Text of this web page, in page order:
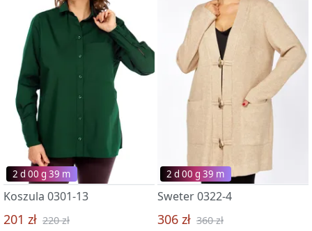
2 d 00 g 39 m
Koszula 0301-13
201 zł 220 zł
2 d 00 g 39 m
Sweter 0322-4
306 zł 360 zł